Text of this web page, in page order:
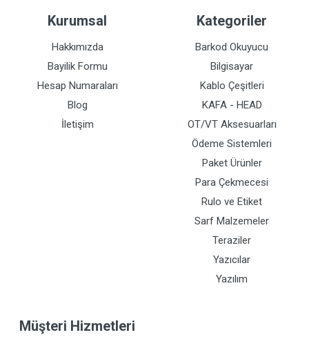
Kurumsal
Hakkımızda
Bayilik Formu
Hesap Numaraları
Blog
İletişim
Kategoriler
Barkod Okuyucu
Bilgisayar
Kablo Çeşitleri
KAFA - HEAD
OT/VT Aksesuarları
Ödeme Sistemleri
Paket Ürünler
Para Çekmecesi
Rulo ve Etiket
Sarf Malzemeler
Teraziler
Yazıcılar
Yazılım
Müşteri Hizmetleri